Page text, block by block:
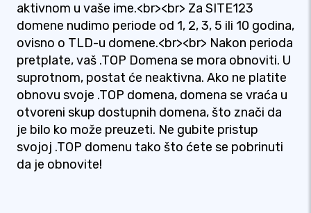
aktivnom u vaše ime.<br><br> Za SITE123
domene nudimo periode od 1, 2, 3, 5 ili 10 godina,
ovisno o TLD-u domene.<br><br> Nakon perioda
pretplate, vaš .TOP Domena se mora obnoviti. U
suprotnom, postat će neaktivna. Ako ne platite
obnovu svoje .TOP domena, domena se vraća u
otvoreni skup dostupnih domena, što znači da
je bilo ko može preuzeti. Ne gubite pristup
svojoj .TOP domenu tako što ćete se pobrinuti
da je obnovite!